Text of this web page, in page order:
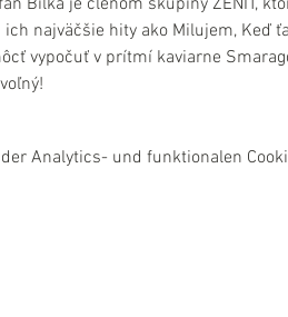
Bilka je členom skupiny ZENIT,
ich najväčšie hity ako Milujem, Keď
vypočuť v prítmí kaviarne
Analytics- und funktionalen